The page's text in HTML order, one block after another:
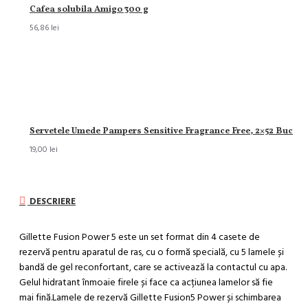
Cafea solubila Amigo 300 g
56,86 lei
Servetele Umede Pampers Sensitive Fragrance Free, 2×52 Buc
19,00 lei
DESCRIERE
Gillette Fusion Power 5 este un set format din 4 casete de
rezervă pentru aparatul de ras, cu o formă specială, cu 5 lamele și
bandă de gel reconfortant, care se activează la contactul cu apa.
Gelul hidratant înmoaie firele și face ca acțiunea lamelor să fie
mai fină.Lamele de rezervă Gillette Fusion5 Power și schimbarea